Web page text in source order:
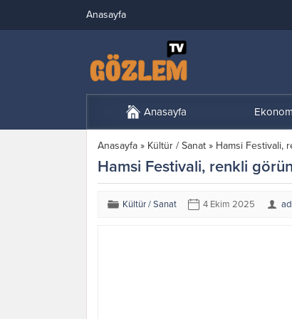
Anasayfa
Anasayfa
Anasayfa » Kültür / Sanat » Hamsi Festivali,
Hamsi Festivali, renkli
Kültür / Sanat 4 Ekim 2025